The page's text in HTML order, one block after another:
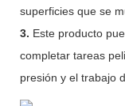
superficies que se
3. Este producto
completar tareas
presión y el trabajo